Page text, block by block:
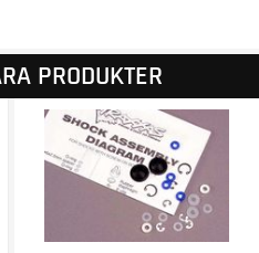
PRODUKTER